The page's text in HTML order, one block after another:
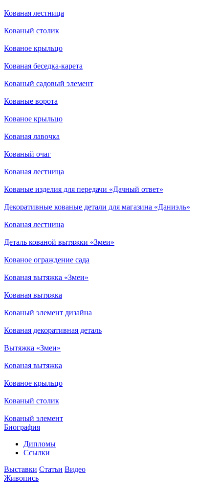
Кованая лестница
Кованый столик
Кованое крыльцо
Кованая беседка-карета
Кованый садовый элемент
Кованые ворота
Кованое крыльцо
Кованая лавочка
Кованый очаг
Кованая лестница
Кованые изделия для передачи «Дачный ответ»
Декоративные кованые детали для магазина «Даниэль»
Кованая лестница
Деталь кованой вытяжки «Змеи»
Кованое ограждение сада
Кованая вытяжка «Змеи»
Кованая вытяжка
Кованый элемент дизайна
Кованая декоративная деталь
Вытяжка «Змеи»
Кованая вытяжка
Кованое крыльцо
Кованый столик
Кованый элемент
Биография
Дипломы
Ссылки
Выставки Статьи Видео
Живопись